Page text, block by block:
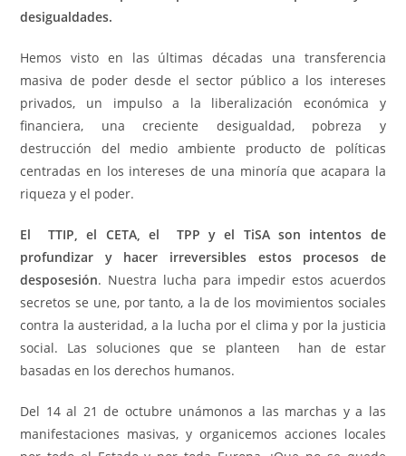
desigualdades.
Hemos visto en las últimas décadas una transferencia
masiva de poder desde el sector público a los intereses
privados, un impulso a la liberalización económica y
financiera, una creciente desigualdad, pobreza y
destrucción del medio ambiente producto de políticas
centradas en los intereses de una minoría que acapara la
riqueza y el poder.
El TTIP, el CETA, el TPP y el TiSA son intentos de
profundizar y hacer irreversibles estos procesos de
desposesión. Nuestra lucha para impedir estos acuerdos
secretos se une, por tanto, a la de los movimientos sociales
contra la austeridad, a la lucha por el clima y por la justicia
social. Las soluciones que se planteen han de estar
basadas en los derechos humanos.
Del 14 al 21 de octubre unámonos a las marchas y a las
manifestaciones masivas, y organicemos acciones locales